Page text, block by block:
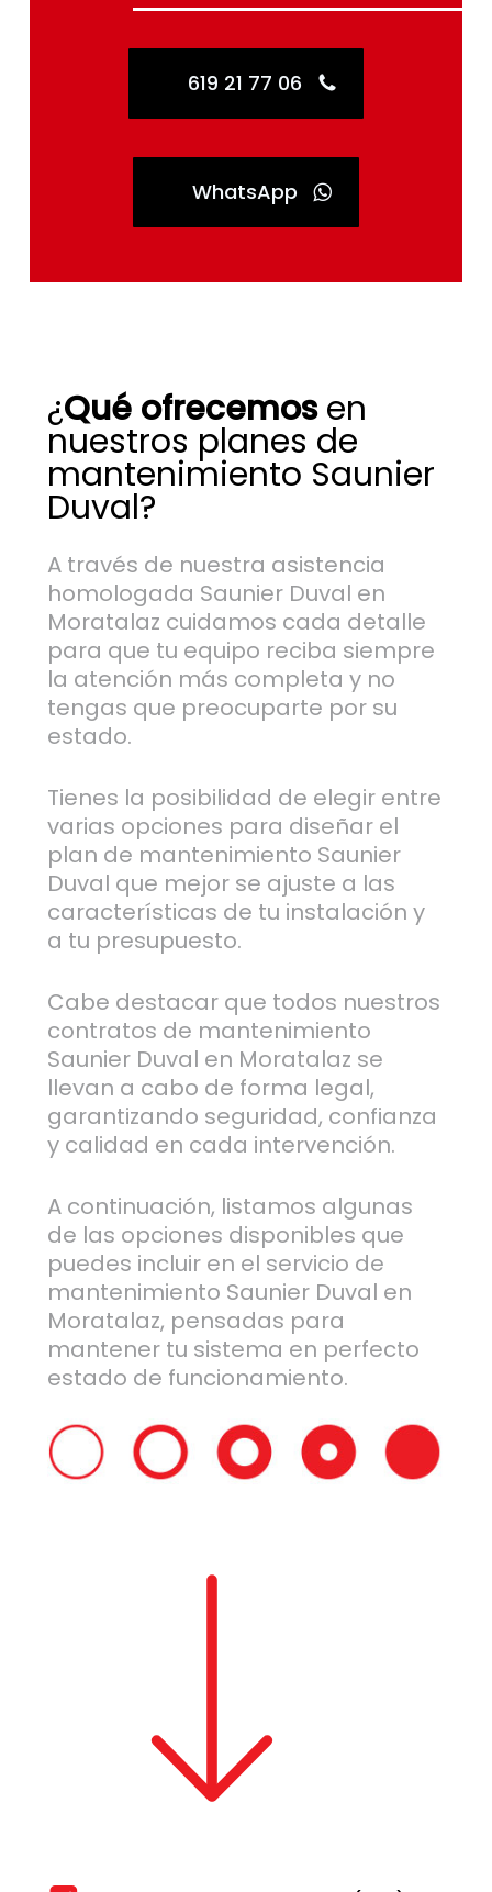
619 21 77 06
WhatsApp
¿Qué ofrecemosen
nuestros planes de
mantenimiento Saunier
Duval?
A través de nuestra asistencia
homologada Saunier Duval en
Moratalaz cuidamos cada detalle
para que tu equipo reciba siempre
la atención más completa y no
tengas que preocuparte por su
estado.
Tienes la posibilidad de elegir entre
varias opciones para diseñar el
plan de mantenimiento Saunier
Duval que mejor se ajuste a las
características de tu instalación y
a tu presupuesto.
Cabe destacar que todos nuestros
contratos de mantenimiento
Saunier Duval en Moratalaz se
llevan a cabo de forma legal,
garantizando seguridad, confianza
y calidad en cada intervención.
A continuación, listamos algunas
de las opciones disponibles que
puedes incluir en el servicio de
mantenimiento Saunier Duval en
Moratalaz, pensadas para
mantener tu sistema en perfecto
estado de funcionamiento.